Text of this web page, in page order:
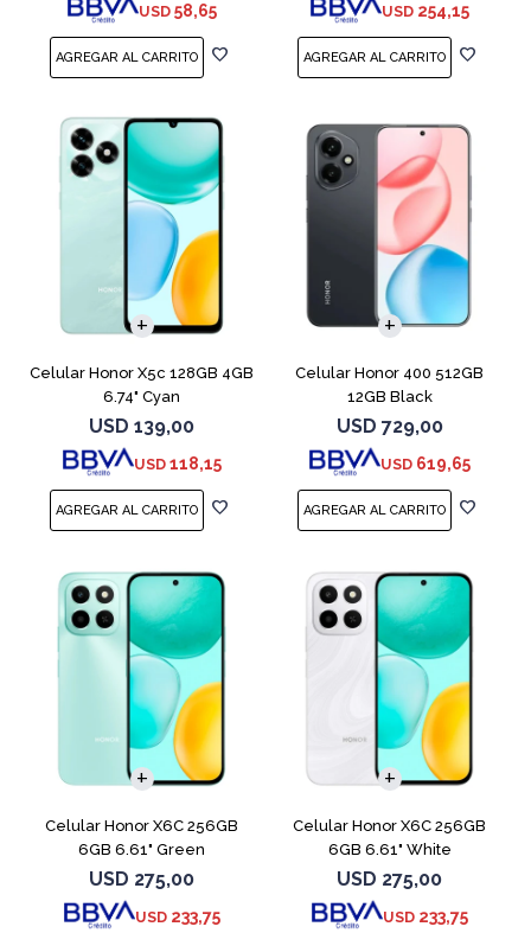
USD 58,65 USD 254,15
Celular Honor X5c 128GB 4GB
6.74" Cyan
USD 139,00
USD 118,15
COMPARAR
Celular Honor 400 512GB
12GB Black
USD 729,00
USD 619,65
COMPARAR
Celular Honor X6C 256GB
6GB 6.61" Green
USD 275,00
USD 233,75
COMPARAR
Celular Honor X6C 256GB
6GB 6.61" White
USD 275,00
USD 233,75
COMPARAR